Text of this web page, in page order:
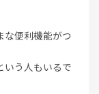
な便利機能がつ
いう人もいるで